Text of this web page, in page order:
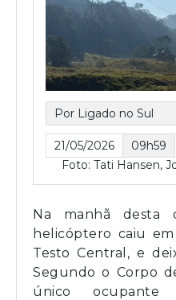
Por Ligado no Sul
21/05/2026
09h59
Foto: Tati Hansen,
Na manhã desta
helicóptero caiu
Testo Central, e
Segundo o Corpo
único